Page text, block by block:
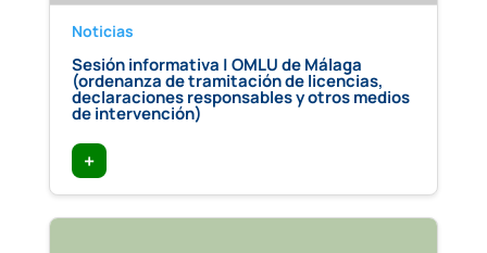
Noticias
Sesión informativa | OMLU de Málaga
(ordenanza de tramitación de licencias,
declaraciones responsables y otros medios
de intervención)
+